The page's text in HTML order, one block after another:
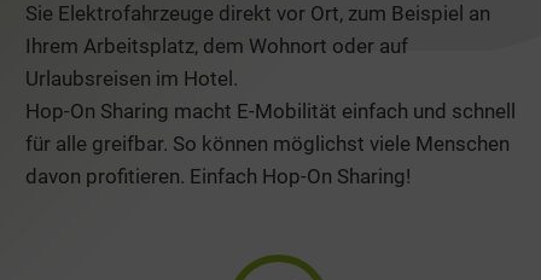
Sie Elektrofahrzeuge direkt vor Ort, zum Beispiel an
Ihrem Arbeitsplatz, dem Wohnort oder auf
Urlaubsreisen im Hotel.
Hop-On Sharing macht E-Mobilität einfach und schnell
für alle greifbar. So können möglichst viele Menschen
davon profitieren. Einfach Hop-On Sharing!